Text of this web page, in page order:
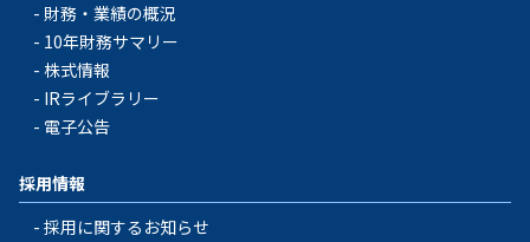
財務・業績の概況
10年財務サマリー
株式情報
IRライブラリー
電子公告
採用情報
採用に関するお知らせ